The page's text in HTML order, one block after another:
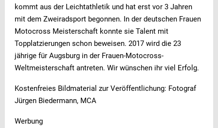
kommt aus der Leichtathletik und hat erst vor 3 Jahren
mit dem Zweiradsport begonnen. In der deutschen Frauen
Motocross Meisterschaft konnte sie Talent mit
Topplatzierungen schon beweisen. 2017 wird die 23
jährige für Augsburg in der Frauen-Motocross-
Weltmeisterschaft antreten. Wir wünschen ihr viel Erfolg.
Kostenfreies Bildmaterial zur Veröffentlichung: Fotograf
Jürgen Biedermann, MCA
Werbung